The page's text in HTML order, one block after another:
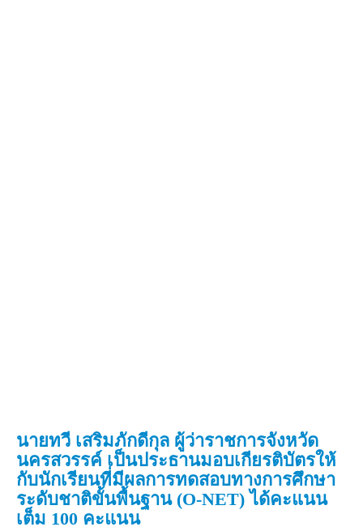
นายทวี เสริมภักดีกุล ผู้ว่าราชการจังหวัด
นครสวรรค์ เป็นประธานมอบเกียรติบัตรให้
กับนักเรียนที่มีผลการทดสอบทางการศึกษา
ระดับชาติขั้นพื้นฐาน (O-NET) ได้คะแนน
เต็ม 100 คะแนน